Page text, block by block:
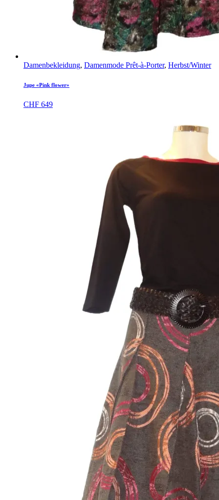
Damenbekleidung, Damenmode Prêt-à-Porter, Herbst/Winter
Jupe «Pink flower»
CHF 649